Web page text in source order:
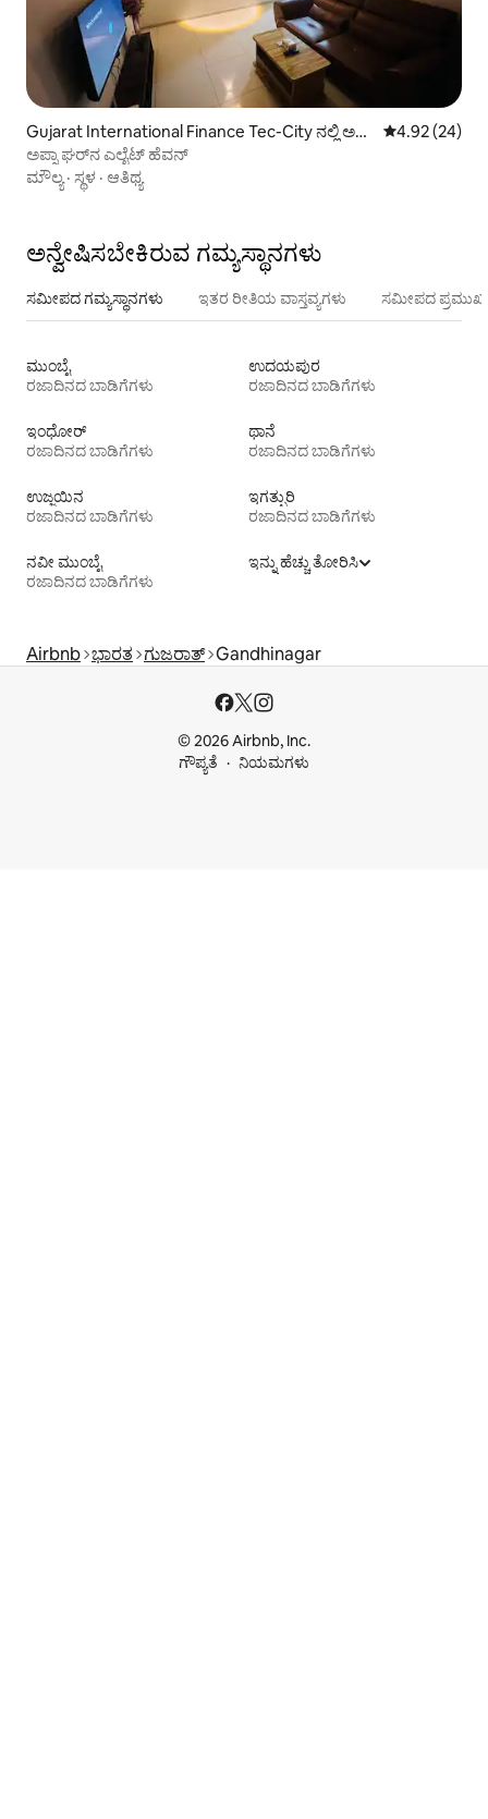
Gujarat International Finance Tec-City ನಲ್ಲಿ ಅ
ಪಾರ್ಟ್‌ಮಂಟ್
5 ರಲ್ಲಿ 4.92
4.92 (24)
ಅಪ್ನಾ ಘರ್‌ನ ಎಲೈಟ್ ಹೆವನ್
ಮೌಲ್ಯ· ಸ್ಥಳ · ಆತಿಥ್ಯ
ಅನ್ವೇಷಿಸಬೇಕಿರುವ ಗಮ್ಯಸ್ಥಾನಗಳು
ಸಮೀಪದ ಗಮ್ಯಸ್ಥಾನಗಳು ಇತರ ರೀತಿಯ ವಾಸ್ತವ್ಯಗಳು ಸಮೀಪದ ಪ್ರಮುಖ
ಮುಂಬೈ
ರಜಾದಿನದ ಬಾಡಿಗೆಗಳು
ಉದಯಪುರ
ರಜಾದಿನದ ಬಾಡಿಗೆಗಳು
ಇಂಧೋರ್
ರಜಾದಿನದ ಬಾಡಿಗೆಗಳು
ಥಾನೆ
ರಜಾದಿನದ ಬಾಡಿಗೆಗಳು
ಉಜ್ಜಯಿನ
ರಜಾದಿನದ ಬಾಡಿಗೆಗಳು
ಇಗತ್ಪುರಿ
ರಜಾದಿನದ ಬಾಡಿಗೆಗಳು
ನವೀ ಮುಂಬೈ
ರಜಾದಿನದ ಬಾಡಿಗೆಗಳು
ಇನ್ನು ಹೆಚ್ಚು ತೋರಿಸಿ
Airbnb ಭಾರತ ಗುಜರಾತ್ Gandhinagar
© 2026 Airbnb, Inc.
ಗೌಪ್ಯತೆ
ನಿಯಮಗಳು